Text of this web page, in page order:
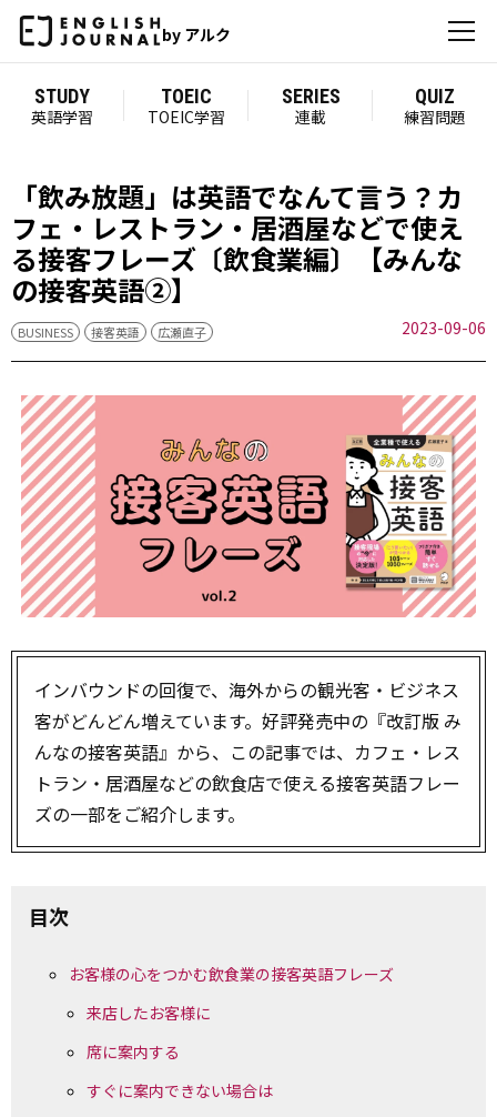
by アルク
STUDY
英語学習
TOEIC
TOEIC学習
SERIES
連載
QUIZ
練習問題
「飲み放題」は英語でなんて言う？カ
フェ・レストラン・居酒屋などで使え
る接客フレーズ〔飲食業編〕【みんな
の接客英語②】
BUSINESS 接客英語 広瀬直子 2023-09-06
インバウンドの回復で、海外からの観光客・ビジネス
客がどんどん増えています。好評発売中の『改訂版 み
んなの接客英語』から、この記事では、カフェ・レス
トラン・居酒屋などの飲食店で使える接客英語フレー
ズの一部をご紹介します。
目次
お客様の心をつかむ飲食業の接客英語フレーズ
来店したお客様に
席に案内する
すぐに案内できない場合は